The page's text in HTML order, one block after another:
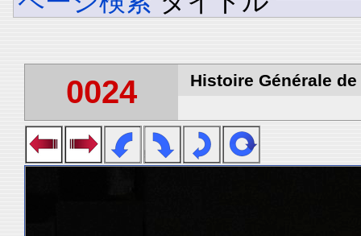
0024 Histoire Générale